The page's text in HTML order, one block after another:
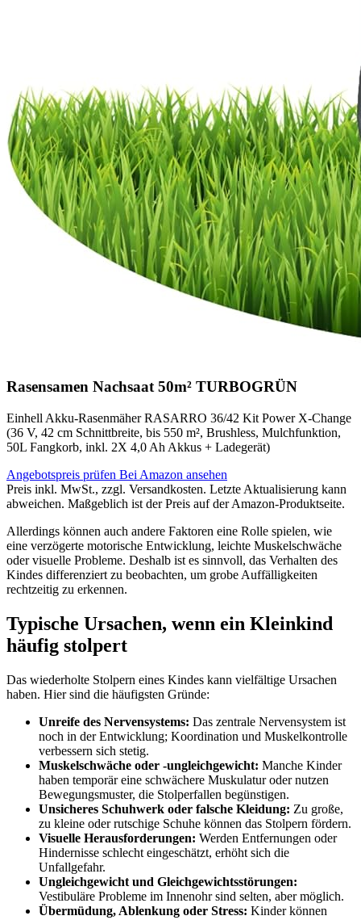
Rasensamen Nachsaat 50m² TURBOGRÜN
Einhell Akku-Rasenmäher RASARRO 36/42 Kit Power X-Change
(36 V, 42 cm Schnittbreite, bis 550 m², Brushless, Mulchfunktion,
50L Fangkorb, inkl. 2X 4,0 Ah Akkus + Ladegerät)
Angebotspreis prüfen Bei Amazon ansehen
Preis inkl. MwSt., zzgl. Versandkosten. Letzte Aktualisierung kann
abweichen. Maßgeblich ist der Preis auf der Amazon-Produktseite.
Allerdings können auch andere Faktoren eine Rolle spielen, wie
eine verzögerte motorische Entwicklung, leichte Muskelschwäche
oder visuelle Probleme. Deshalb ist es sinnvoll, das Verhalten des
Kindes differenziert zu beobachten, um grobe Auffälligkeiten
rechtzeitig zu erkennen.
Typische Ursachen, wenn ein Kleinkind
häufig stolpert
Das wiederholte Stolpern eines Kindes kann vielfältige Ursachen
haben. Hier sind die häufigsten Gründe:
Unreife des Nervensystems: Das zentrale Nervensystem ist
noch in der Entwicklung; Koordination und Muskelkontrolle
verbessern sich stetig.
Muskelschwäche oder -ungleichgewicht: Manche Kinder
haben temporär eine schwächere Muskulatur oder nutzen
Bewegungsmuster, die Stolperfallen begünstigen.
Unsicheres Schuhwerk oder falsche Kleidung: Zu große,
zu kleine oder rutschige Schuhe können das Stolpern fördern.
Visuelle Herausforderungen: Werden Entfernungen oder
Hindernisse schlecht eingeschätzt, erhöht sich die
Unfallgefahr.
Ungleichgewicht und Gleichgewichtsstörungen:
Vestibuläre Probleme im Innenohr sind selten, aber möglich.
Übermüdung, Ablenkung oder Stress: Kinder können